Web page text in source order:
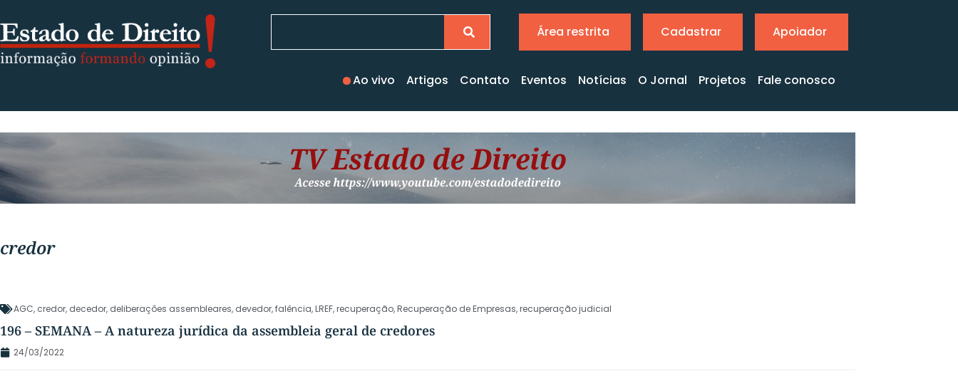
Área restrita Cadastrar Apoiador
Ao vivo Artigos Contato Eventos Notícias O Jornal Projetos Fale conosco
credor
AGC, credor, decedor, deliberações assembleares, devedor,falência,LREF,recuperação,Recuperação de Empresas,recuperação judicial
196 – SEMANA – A natureza jurídica da assembleia geral de credores
24/03/2022